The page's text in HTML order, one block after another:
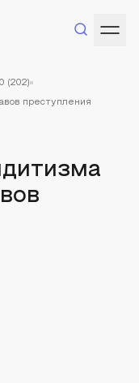
(202)
преступления